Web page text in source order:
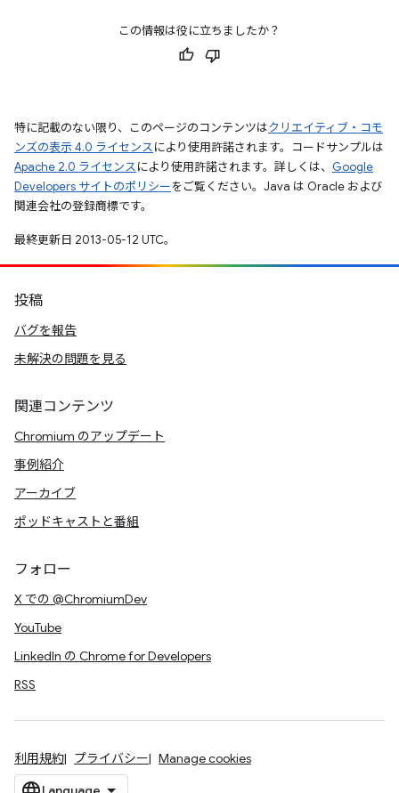
この情報は役に立ちましたか？
特に記載のない限り、このページのコンテンツはクリエイティブ・コモ
ンズの表示 4.0 ライセンスにより使用許諾されます。コードサンプルは
Apache 2.0 ライセンスにより使用許諾されます。詳しくは、 Google
Developers サイトのポリシーをご覧ください。Java は Oracle および
関連会社の登録商標です。
最終更新日 2013-05-12 UTC。
投稿
バグを報告
未解決の問題を見る
関連コンテンツ
Chromium のアップデート
事例紹介
アーカイブ
ポッドキャストと番組
フォロー
X での @ChromiumDev
YouTube
LinkedIn の Chrome for Developers
RSS
利用規約 プライバシー Manage cookies